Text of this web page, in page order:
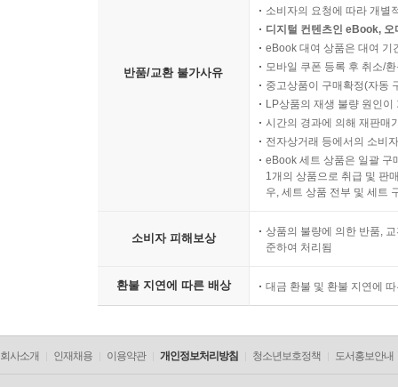
반품/교환 불가사유
소비자의 요청에 따라 개별
디지털 컨텐츠인 eBook,
eBook 대여 상품은 대여 기
모바일 쿠폰 등록 후 취소/
중고상품이 구매확정(자동
LP상품의 재생 불량 원인
시간의 경과에 의해 재판매
전자상거래 등에서의 소비
eBook 세트 상품은 일괄 구
1개의 상품으로 취급 및 판
우, 세트 상품 전부 및 세트
소비자 피해보상
상품의 불량에 의한 반품,
준하여 처리됨
환불 지연에 따른 배상 대금 환불 및 환불 지연에
회사소개 인재채용 이용약관 개인정보처리방침 청소년보호정책 도서홍보안내